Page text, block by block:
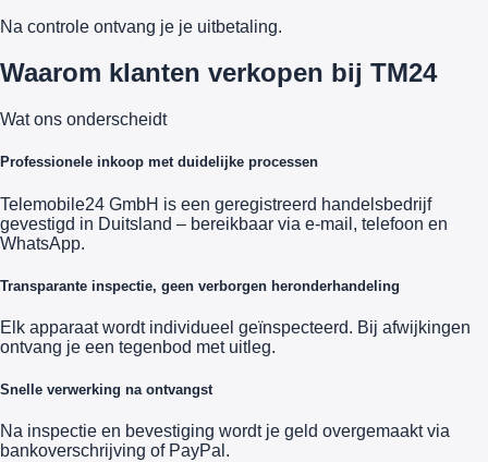
Na controle ontvang je je uitbetaling.
Waarom klanten verkopen bij TM24
Wat ons onderscheidt
Professionele inkoop met duidelijke processen
Telemobile24 GmbH is een geregistreerd handelsbedrijf
gevestigd in Duitsland – bereikbaar via e-mail, telefoon en
WhatsApp.
Transparante inspectie, geen verborgen heronderhandeling
Elk apparaat wordt individueel geïnspecteerd. Bij afwijkingen
ontvang je een tegenbod met uitleg.
Snelle verwerking na ontvangst
Na inspectie en bevestiging wordt je geld overgemaakt via
bankoverschrijving of PayPal.